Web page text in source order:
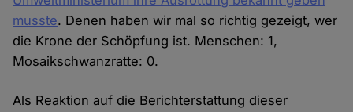
musste. Denen haben wir mal so richtig gezeigt, wer
die Krone der Schöpfung ist. Menschen: 1,
Mosaikschwanzratte: 0.
Als Reaktion auf die Berichterstattung dieser